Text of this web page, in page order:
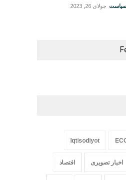
سیاست جولای 26, 2023
Iqtisodiyot
اخبار تصویری اقتصاد